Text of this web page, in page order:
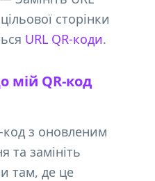
сторінки
URL QR-коди.
мій QR-код
код з оновленим
та замініть
там, де це